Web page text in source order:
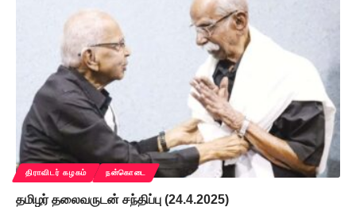
திராவிடர் கழகம் நன்கொடை
தமிழர் தலைவருடன் சந்திப்பு (24.4.2025)